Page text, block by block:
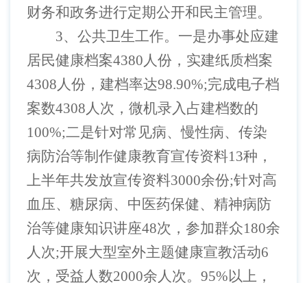
财务和政务进行定期公开和民主管理。
3、公共卫生工作。一是办事处应建
居民健康档案4380人份，实建纸质档案
4308人份，建档率达98.90%;完成电子档
案数4308人次，微机录入占建档数的
100%;二是针对常见病、慢性病、传染
病防治等制作健康教育宣传资料13种，
上半年共发放宣传资料3000余份;针对高
血压、糖尿病、中医药保健、精神病防
治等健康知识讲座48次，参加群众180余
人次;开展大型室外主题健康宣教活动6
次，受益人数2000余人次。95%以上，